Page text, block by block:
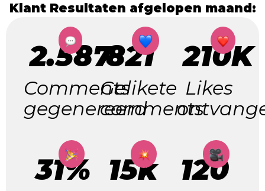
Klant Resultaten afgelopen maand:
2.587
Comments
gegenereerd
821
Gelikete
comments
210K
Likes
31% 15k 120